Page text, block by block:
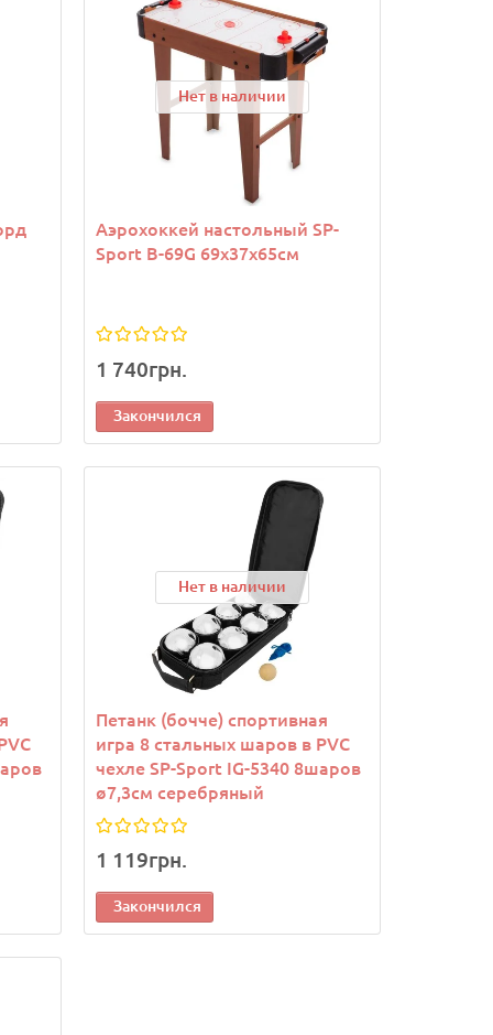
Нет в наличии
Аэрохоккей настольный SP-
Sport B-69G 69x37x65см
1 740грн.
Закончился
Нет в наличии
Петанк (бочче) спортивная
игра 8 стальных шаров в PVC
чехле SP-Sport IG-5340 8шаров
ø7,3см серебряный
1 119грн.
Закончился